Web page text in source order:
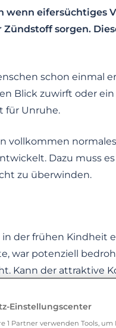
wenn eifersüchtiges
sorgen.
schon einmal
Blick zuwirft oder
für Unruhe.
vollkommen
Dazu muss
zu überwinden.
der frühen Kindheit
war potenziell
Kann der attraktive
Eifersucht hat mehr
Einstellungscenter
1 Partner verwenden Tools,